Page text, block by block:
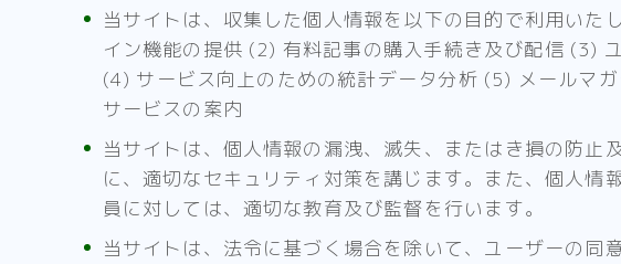
当サイトは、収集した個人情報を以下の目的で利用いた
イン機能の提供 (2) 有料記事の購入手続き及び配信 (3)
(4) サービス向上のための統計データ分析 (5) メールマ
サービスの案内
当サイトは、個人情報の漏洩、滅失、またはき損の防止
に、適切なセキュリティ対策を講じます。また、個人情
員に対しては、適切な教育及び監督を行います。
当サイトは、法令に基づく場合を除いて、ユーザーの同